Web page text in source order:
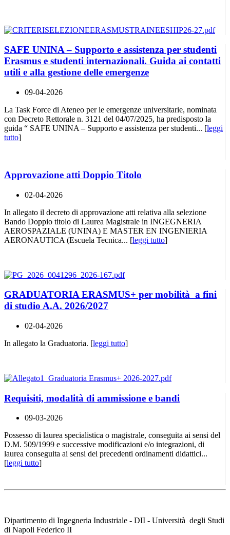
SAFE UNINA – Supporto e assistenza per studenti
Erasmus e studenti internazionali. Guida ai contatti
utili e alla gestione delle emergenze
09-04-2026
La Task Force di Ateneo per le emergenze universitarie, nominata
con Decreto Rettorale n. 3121 del 04/07/2025, ha predisposto la
guida “ SAFE UNINA – Supporto e assistenza per studenti... [leggi
tutto]
Approvazione atti Doppio Titolo
02-04-2026
In allegato il decreto di approvazione atti relativa alla selezione
Bando Doppio titolo di Laurea Magistrale in INGEGNERIA
AEROSPAZIALE (UNINA) E MASTER EN INGENIERIA
AERONAUTICA (Escuela Tecnica... [leggi tutto]
GRADUATORIA ERASMUS+ per mobilità a fini
di studio A.A. 2026/2027
02-04-2026
In allegato la Graduatoria. [leggi tutto]
Requisiti, modalità di ammissione e bandi
09-03-2026
Possesso di laurea specialistica o magistrale, conseguita ai sensi del
D.M. 509/1999 e successive modificazioni e/o integrazioni, di
laurea conseguita ai sensi dei precedenti ordinamenti didattici...
[leggi tutto]
Dipartimento di Ingegneria Industriale - DII - Università degli Studi
di Napoli Federico II